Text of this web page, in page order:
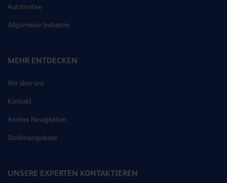
Automotive
Allgemeine Industrie
MEHR ENTDECKEN
Wir über uns
Kontakt
Andere Neuigkeiten
Stellenangebote
UNSERE EXPERTEN KONTAKTIEREN